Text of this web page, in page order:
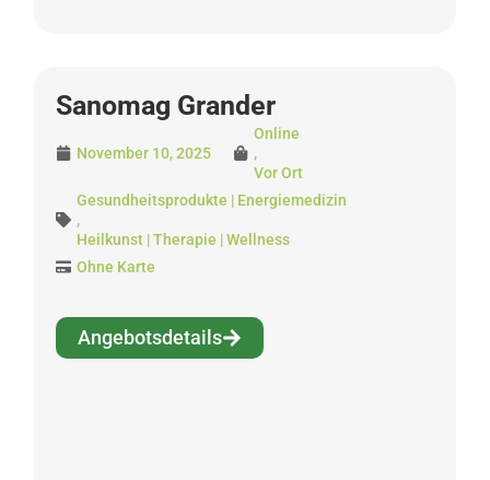
Sanomag Grander
November 10, 2025
Online
,
Vor Ort
Gesundheitsprodukte | Energiemedizin
,
Heilkunst | Therapie | Wellness
Ohne Karte
Angebotsdetails